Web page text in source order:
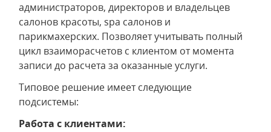
администраторов, директоров и владельцев
салонов красоты, spa салонов и
парикмахерских. Позволяет учитывать полный
цикл взаиморасчетов с клиентом от момента
записи до расчета за оказанные услуги.
Типовое решение имеет следующие
подсистемы:
Работа с клиентами: